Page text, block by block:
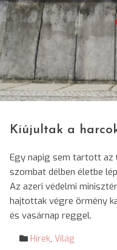
Kiújultak a
Egy napig sem tartott
szombat délben életbe
Az azeri védelmi
hajtottak végre örmény
és vasárnap reggel.
Hírek, Világ